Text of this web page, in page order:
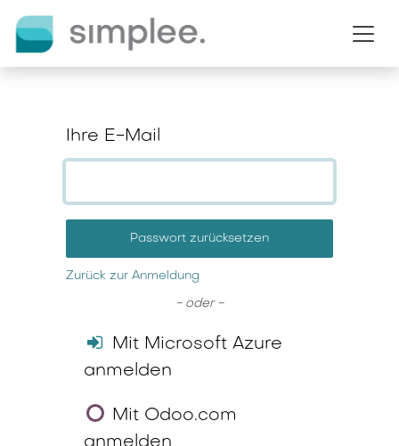
Ihre E-Mail
Passwort zurücksetzen
Zurück zur Anmeldung
- oder -
Mit Microsoft Azure
anmelden
Mit Odoo.com